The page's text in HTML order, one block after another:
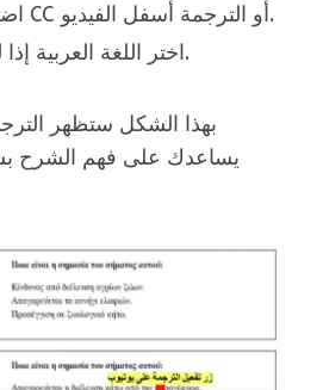
اضغط على أيقونة CC أو الترجمة أسفل الفيديو.
اختر اللغة العربية إذا لم تعرض تلقائيا.
بهذا الشكل ستظهر
يساعدك على فهم الشرح